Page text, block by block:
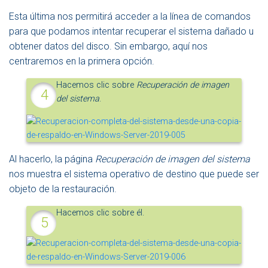
Esta última nos permitirá acceder a la línea de comandos
para que podamos intentar recuperar el sistema dañado u
obtener datos del disco. Sin embargo, aquí nos
centraremos en la primera opción.
Hacemos clic sobre Recuperación de imagen
del sistema.
Al hacerlo, la página Recuperación de imagen del sistema
nos muestra el sistema operativo de destino que puede ser
objeto de la restauración.
Hacemos clic sobre él.